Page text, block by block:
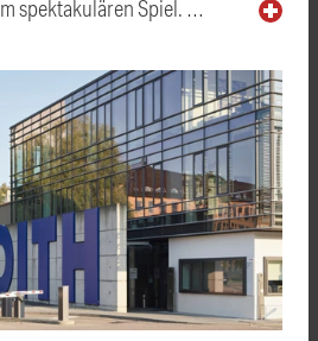
spektakulären Spiel. …